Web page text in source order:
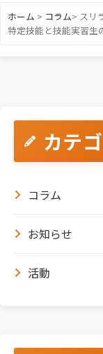
ホーム > コラム> スリ
特定技能と技能実習生
カテ
コラム
お知らせ
活動